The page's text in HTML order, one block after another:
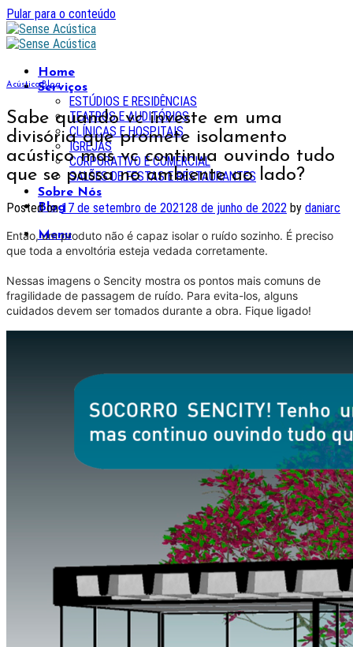
Pular para o conteúdo
Home
Serviços
ESTÚDIOS E RESIDÊNCIAS
TEATROS E AUDITÓRIOS
CLÍNICAS E HOSPITAIS
IGREJAS
CORPORATIVO E COMERCIAL
SALÕES DE FESTAS E RESTAURANTES
Sobre Nós
Blog
Menu
Acústica,Blog
Sabe quando vc investe em uma
divisória que promete isolamento
acústico mas vc continua ouvindo tudo
que se passa no ambiente ao lado?
Posted on17 de setembro de 202128 de junho de 2022 by daniarc
Então, um produto não é capaz isolar o ruído sozinho. É preciso
que toda a envoltória esteja vedada corretamente.
Nessas imagens o Sencity mostra os pontos mais comuns de
fragilidade de passagem de ruído. Para evita-los, alguns
cuidados devem ser tomados durante a obra. Fique ligado!